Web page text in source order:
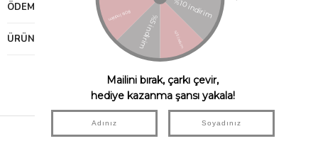
ÖDEME SEÇENEKLERI
ÜRÜN ÖNERILERI